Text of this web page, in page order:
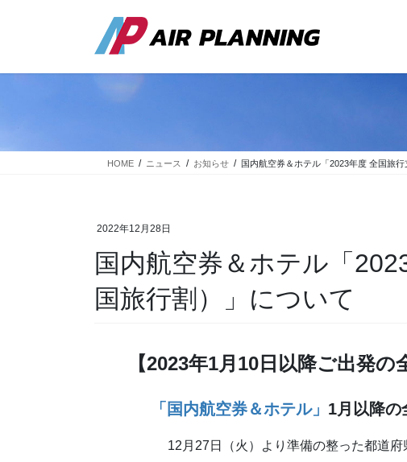
ツ
シ
HOME ニュース お知らせ 国内航空券＆ホテル「2023年度 全国旅
2022年12月28日
国内航空券＆ホテル「
国旅行割）」について
【2023年1月10日以降ご出発の
「国内航空券＆ホテル」 1月以降の
12月27日（火）より準備の整った都道府